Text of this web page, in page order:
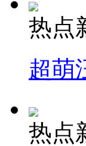
热点
超萌
热点